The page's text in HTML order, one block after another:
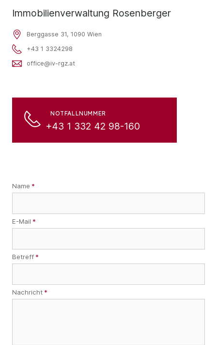
Immobilienverwaltung Rosenberger
Berggasse 31, 1090 Wien
+43 1 3324298
office@iv-rgz.at
NOTFALLNUMMER
+43 1 332 42 98-160
Name *
Nachname
E-Mail *
Betreff *
Nachricht *